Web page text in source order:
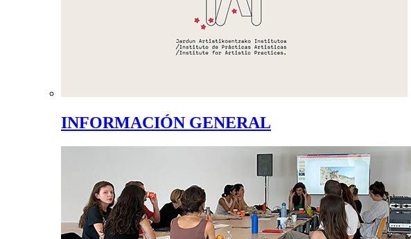
INFORMACIÓN GENERAL